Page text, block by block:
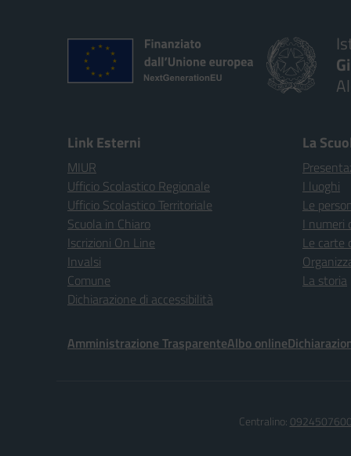
Link Esterni
MIUR
Ufficio Scolastico Regionale
Ufficio Scolastico Territoriale
Scuola in Chiaro
Iscrizioni On Line
Invalsi
Comune
Dichiarazione di accessibilità
La
I luoghi
Le
I numeri
Le carte
La storia
Amministrazione TrasparenteAlbo online
Centralino: 0924507600